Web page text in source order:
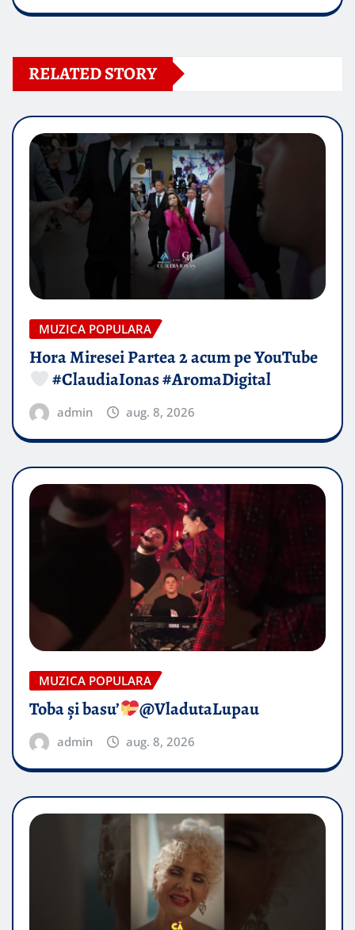
RELATED STORY
MUZICA POPULARA
Hora Miresei Partea 2 acum pe YouTube
#ClaudiaIonas #AromaDigital
admin aug. 8, 2026
MUZICA POPULARA
Toba și basu’ @VladutaLupau
admin aug. 8, 2026